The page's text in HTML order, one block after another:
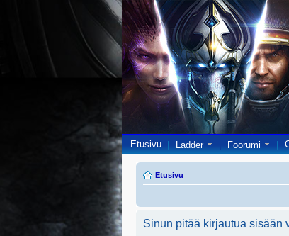
Etusivu Ladder Foorumi
Etusivu
Sinun pitää kirjautua sisään